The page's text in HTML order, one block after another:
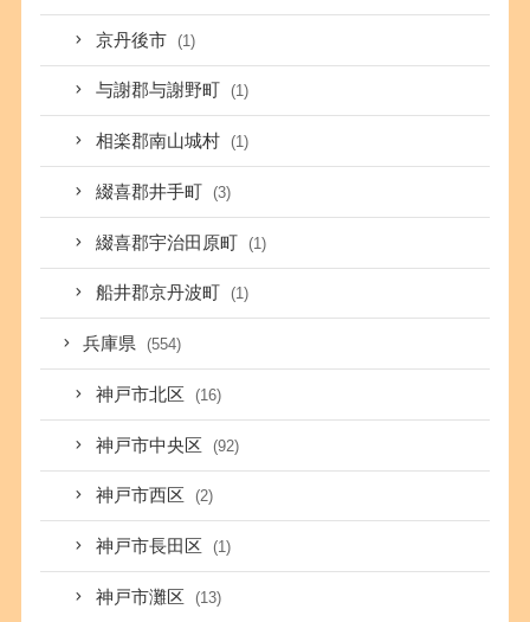
京丹後市 (1)
与謝郡与謝野町 (1)
相楽郡南山城村 (1)
綴喜郡井手町 (3)
綴喜郡宇治田原町 (1)
船井郡京丹波町 (1)
兵庫県 (554)
神戸市北区 (16)
神戸市中央区 (92)
神戸市西区 (2)
神戸市長田区 (1)
神戸市灘区 (13)